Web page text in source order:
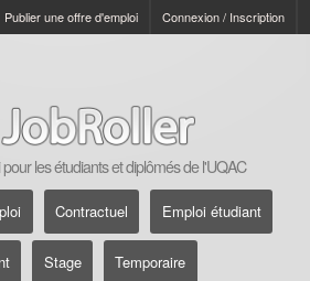
Connexion / Inscription
Publier une offre d'emploi
les étudiants et diplômés de l'UQAC
Contractuel Emploi étudiant
Stage Temporaire